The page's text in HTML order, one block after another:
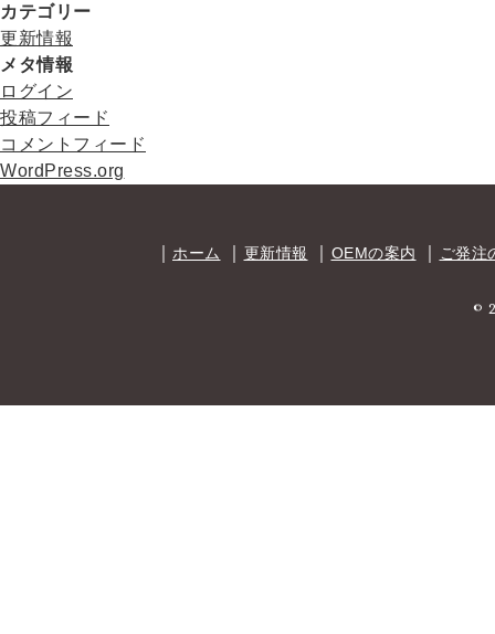
カテゴリー
更新情報
メタ情報
ログイン
投稿フィード
コメントフィード
WordPress.org
ホーム 更新情報 OEMの案内 ご発注
©